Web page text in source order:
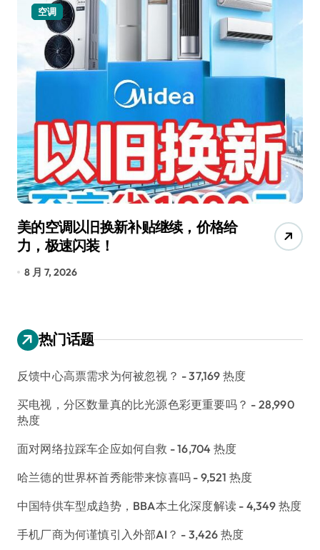
空调
美的空调以旧换新补贴继续，价格给
力，极速闪装！
8 月 7, 2026
热门话题
反馈中心高票需求为何被忽视？ - 37,169 热度
买电视，分区数量真的比光源色彩更重要吗？ - 28,990
热度
面对网络拉踩车企应如何自救 - 16,704 热度
哈兰德的世界杯首秀能带来惊喜吗 - 9,521 热度
中国特供车型成趋势，BBA本土化深度解读 - 4,349 热度
手机厂商为何谨慎引入外部AI？ - 3,426 热度